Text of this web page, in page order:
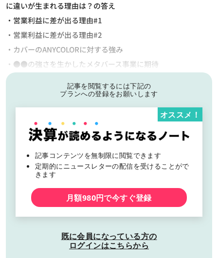
に違いが生まれる理由は？の答え
・営業利益に差が出る理由#1
・営業利益に差が出る理由#2
・カバーのANYCOLORに対する強み
・●●の強さを生かしたメタバース事業に期待
記事を閲覧するには下記の
プランへの登録をお願いします
記事コンテンツを無制限に閲覧できます
定期的にニュースレターの配信を受けることがで
きます
オススメ！
月額980円で今すぐ登録
既に会員になっている方の
ログインはこちらから